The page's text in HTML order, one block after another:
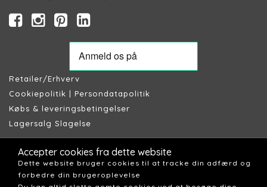
Retailer/Erhverv
Cookiepolitik | Persondatapolitik
Købs & leveringsbetingelser
Lagersalg Slagelse
Accepter cookies fra dette website
Dette website bruger cookies til at tracke din adfærd og
forbedre din brugeroplevelse